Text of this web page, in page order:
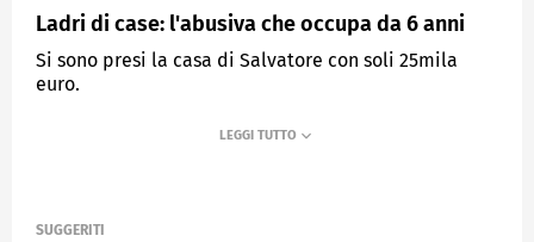
Ladri di case: l'abusiva che occupa da 6 anni
Si sono presi la casa di Salvatore con soli 25mila
euro.
FUORI DAL CORO
SUGGERITI